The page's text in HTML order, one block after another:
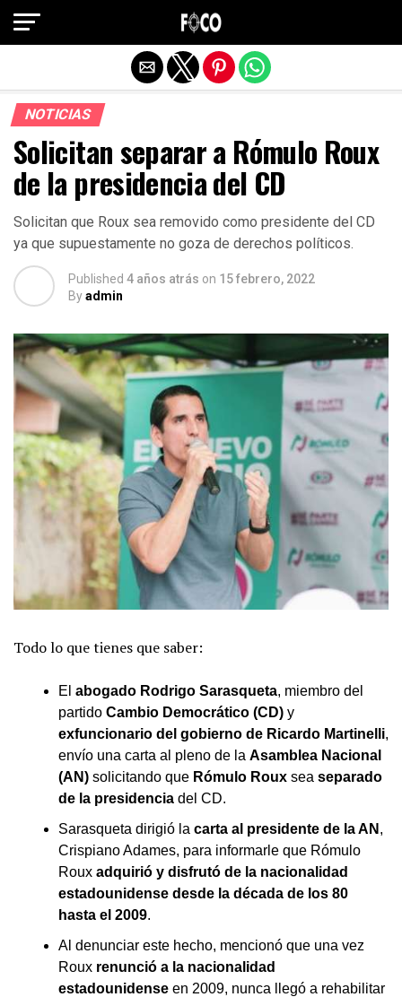
NOTICIAS
Solicitan separar a Rómulo Roux
de la presidencia del CD
Solicitan que Roux sea removido como presidente del CD
ya que supuestamente no goza de derechos políticos.
Published 4 años atrás on 15 febrero, 2022
Byadmin
Todo lo que tienes que saber:
El abogado Rodrigo Sarasqueta, miembro del
partido Cambio Democrático (CD) y
exfuncionario del gobierno de Ricardo Martinelli,
envío una carta al pleno de la Asamblea Nacional
(AN) solicitando que Rómulo Roux sea separado
de la presidencia del CD.
Sarasqueta dirigió la carta al presidente de la AN ,
Crispiano Adames, para informarle que Rómulo
Roux adquirió y disfrutó de la nacionalidad
estadounidense desde la década de los 80
hasta el 2009.
Al denunciar este hecho, mencionó que una vez
Roux renunció a la nacionalidad
estadounidense en 2009, nunca llegó a rehabilitar
Salir de la versión móvil